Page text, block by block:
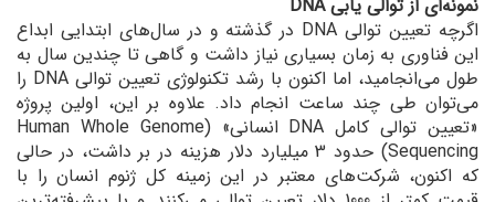
نمونه‌ای از توالی یابی DNA
اگرچه تعیین توالی DNA در گذشته و در سال‌های ابتدایی ابداع
این فناوری به زمان بسیاری نیاز داشت و گاهی تا چندین سال به
طول می‌انجامید، اما اکنون با رشد تکنولوژی تعیین توالی DNA را
می‌توان طی چند ساعت انجام داد. علاوه بر این، اولین پروژه
«تعیین توالی کامل DNA انسانی» (Human Whole Genome
Sequencing) حدود 3 میلیارد دلار هزینه در بر داشت، در حالی
که اکنون، شرکت‌های معتبر در این زمینه کل ژنوم انسان را با